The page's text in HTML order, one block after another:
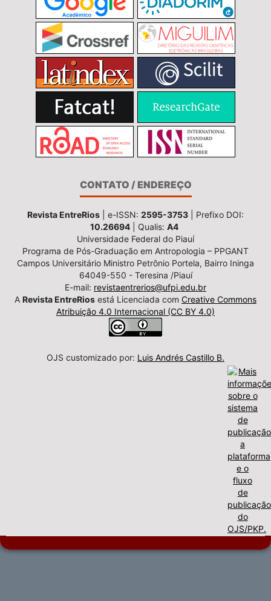
CONTATO / ENDEREÇO
Revista EntreRios | e-ISSN: 2595-3753 | Prefixo DOI:
10.26694 | Qualis: A4
Universidade Federal do Piauí
Programa de Pós-Graduação em Antropologia – PPGANT
Campos Universitário Ministro Petrônio Portela, Bairro Ininga
64049-550 - Teresina /Piauí
E-mail: revistaentrerios@ufpi.edu.br
A Revista EntreRios está Licenciada com Creative Commons
Atribuição 4.0 Internacional (CC BY 4.0)
OJS customizado por: Luis Andrés Castillo B.